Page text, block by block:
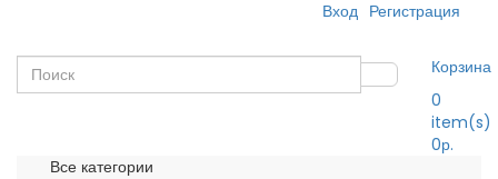
Вход Регистрация
Корзина
0
item(s)
0р.
Все категории